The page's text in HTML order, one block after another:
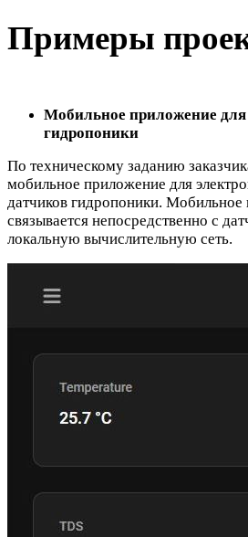
Примеры
Мобильное приложение
гидропоники
По техническому заданию
мобильное приложение для
датчиков гидропоники. Мобильное
связывается непосредственно с
локальную вычислительную сеть.